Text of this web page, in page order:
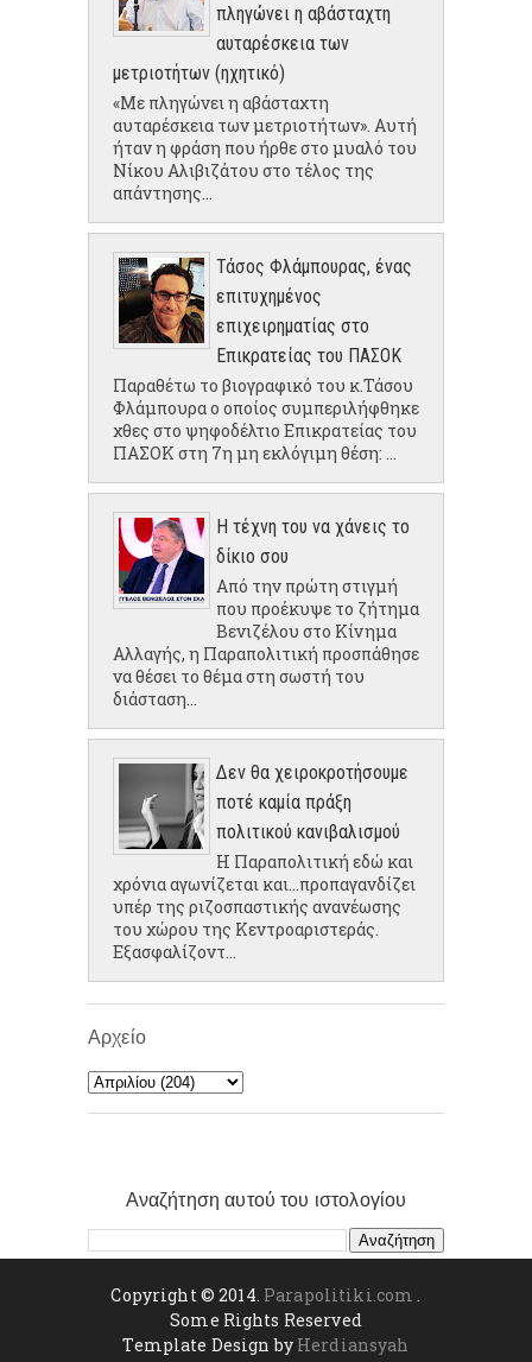
πληγώνει η αβάσταχτη
αυταρέσκεια των
μετριοτήτων (ηχητικό)
«Με πληγώνει η αβάσταχτη
αυταρέσκεια των μετριοτήτων». Αυτή
ήταν η φράση που ήρθε στο μυαλό του
Νίκου Αλιβιζάτου στο τέλος της
απάντησης...
Τάσος Φλάμπουρας, ένας
επιτυχημένος
επιχειρηματίας στο
Επικρατείας του ΠΑΣΟΚ
Παραθέτω το βιογραφικό του κ.Τάσου
Φλάμπουρα ο οποίος συμπεριλήφθηκε
χθες στο ψηφοδέλτιο Επικρατείας του
ΠΑΣΟΚ στη 7η μη εκλόγιμη θέση: ...
Η τέχνη του να χάνεις το
δίκιο σου
Από την πρώτη στιγμή
που προέκυψε το ζήτημα
Βενιζέλου στο Κίνημα
Αλλαγής, η Παραπολιτική προσπάθησε
να θέσει το θέμα στη σωστή του
διάσταση...
Δεν θα χειροκροτήσουμε
ποτέ καμία πράξη
πολιτικού κανιβαλισμού
Η Παραπολιτική εδώ και
χρόνια αγωνίζεται και...προπαγανδίζει
υπέρ της ριζοσπαστικής ανανέωσης
του χώρου της Κεντροαριστεράς.
Εξασφαλίζοντ...
Αρχείο
Αναζήτηση αυτού του ιστολογίου
Copyright © 2014. Parapolitiki.com .
Some Rights Reserved
Template Design by Herdiansyah